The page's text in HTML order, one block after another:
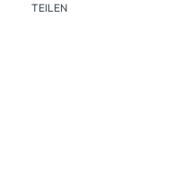
TEILEN